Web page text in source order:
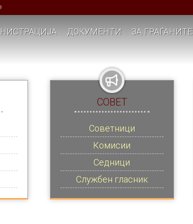
ДОКУМЕНТИ ЗА ГРАЃАНИТЕ
СОВЕТ
Советници
Комисии
Седници
Службен гласник